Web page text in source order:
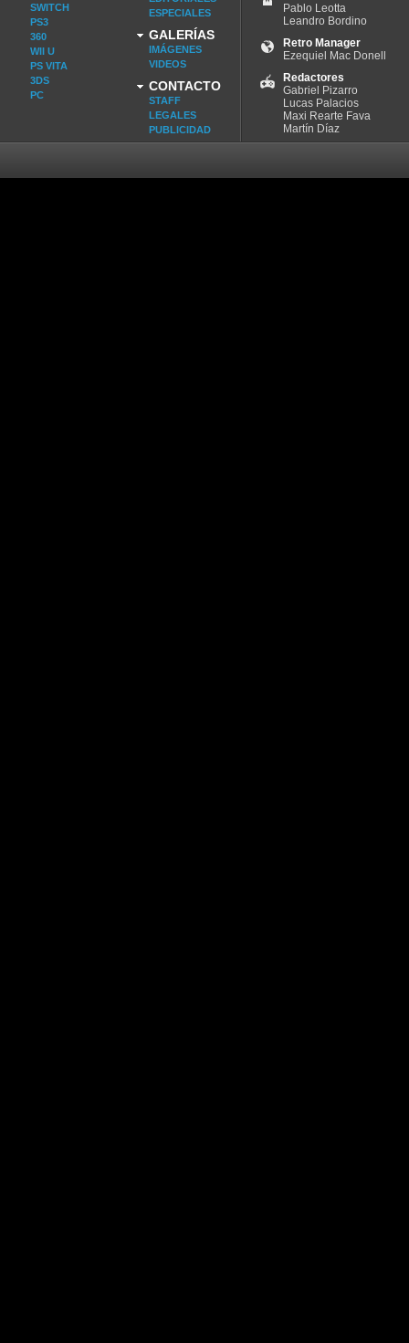
SWITCH
PS3
360
WII U
PS VITA
3DS
PC
ESPECIALES
GALERÍAS
IMÁGENES
VIDEOS
CONTACTO
STAFF
LEGALES
PUBLICIDAD
Pablo Leotta
Leandro Bordino
Retro Manager
Ezequiel Mac Donell
Redactores
Gabriel Pizarro
Lucas Palacios
Maxi Rearte Fava
Martín Díaz